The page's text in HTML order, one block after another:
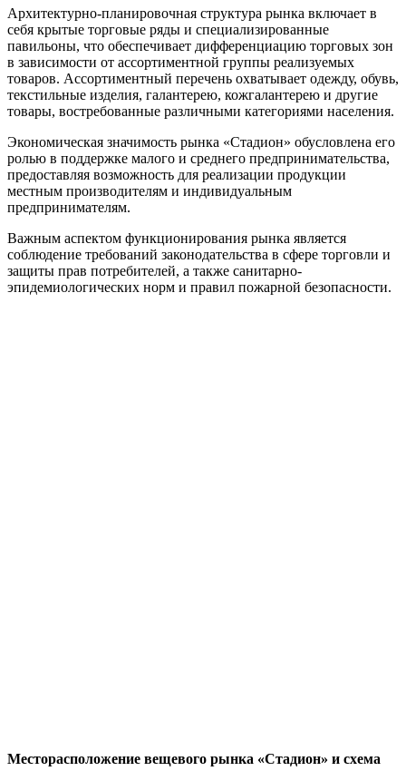
Архитектурно-планировочная структура рынка включает в
себя крытые торговые ряды и специализированные
павильоны, что обеспечивает дифференциацию торговых зон
в зависимости от ассортиментной группы реализуемых
товаров. Ассортиментный перечень охватывает одежду, обувь,
текстильные изделия, галантерею, кожгалантерею и другие
товары, востребованные различными категориями населения.
Экономическая значимость рынка «Стадион» обусловлена его
ролью в поддержке малого и среднего предпринимательства,
предоставляя возможность для реализации продукции
местным производителям и индивидуальным
предпринимателям.
Важным аспектом функционирования рынка является
соблюдение требований законодательства в сфере торговли и
защиты прав потребителей, а также санитарно-
эпидемиологических норм и правил пожарной безопасности.
Месторасположение вещевого рынка «Стадион» и схема